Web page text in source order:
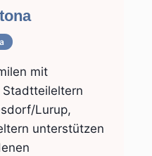
mit
Lurup,
unterstützen